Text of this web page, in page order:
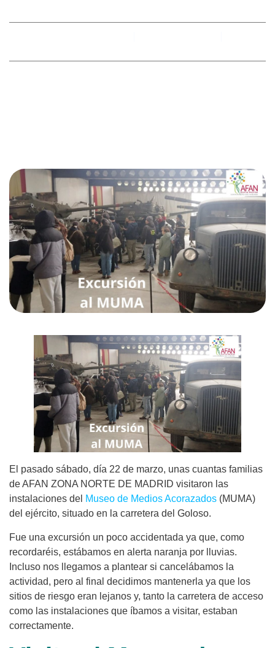
El pasado sábado, día 22 de marzo, unas cuantas familias
de AFAN ZONA NORTE DE MADRID visitaron las
instalaciones del Museo de Medios Acorazados (MUMA)
del ejército, situado en la carretera del Goloso.
Fue una excursión un poco accidentada ya que, como
recordaréis, estábamos en alerta naranja por lluvias.
Incluso nos llegamos a plantear si cancelábamos la
actividad, pero al final decidimos mantenerla ya que los
sitios de riesgo eran lejanos y, tanto la carretera de acceso
como las instalaciones que íbamos a visitar, estaban
correctamente.